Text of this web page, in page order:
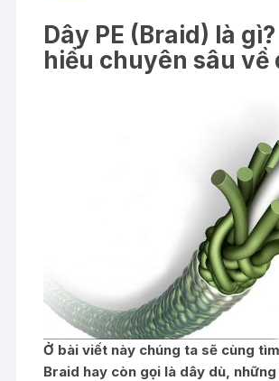
Dây PE (Braid) là
hiểu chuyên sâu về
Ở bài viết này chúng ta sẽ cùng
Braid hay còn gọi là dây dù,